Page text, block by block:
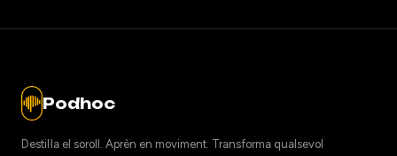
Podhoc
Destil·la el soroll. Aprèn en moviment. Transforma qualsevol